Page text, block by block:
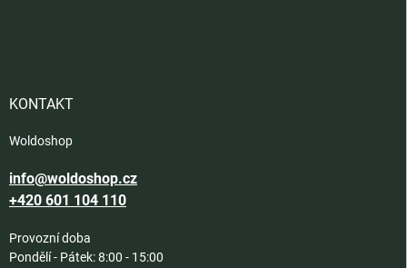
KONTAKT
Woldoshop
info@woldoshop.cz
+420 601 104 110
Provozní doba
Pondělí - Pátek: 8:00 - 15:00